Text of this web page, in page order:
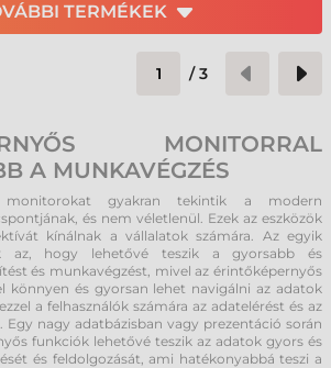
TERMÉKEK
/3
MONITORRAL
A MUNKAVÉGZÉS
monitorokat gyakran tekintik a modern
és nem véletlenül. Ezek az eszközök
kínálnak a vállalatok számára. Az egyik
az, hogy lehetővé teszik a gyorsabb és
és munkavégzést, mivel az érintőképernyős
könnyen és gyorsan lehet navigálni az adatok
a felhasználók számára az adatelérést és az
nagy adatbázisban vagy prezentáció során
funkciók lehetővé teszik az adatok gyors és
és feldolgozását, ami hatékonyabbá teszi a